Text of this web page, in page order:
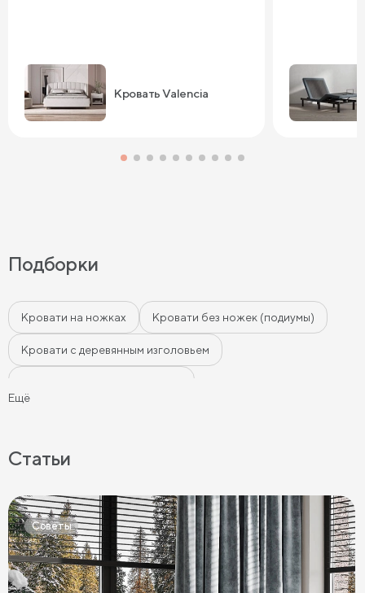
Кровать Valencia
Подборки
Кровати на ножках Кровати без ножек (подиумы)
Кровати с деревянным изголовьем
Кровати 120 х 200 с ящиками
Кровати 140 х 200 с ящиками
Кровати 160 х 200 с ящиками
Ещё
Статьи
Советы